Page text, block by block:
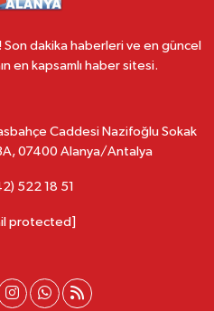
dakika haberleri ve en güncel
en kapsamlı haber sitesi.
Caddesi Nazifoğlu Sokak
07400 Alanya/Antalya
522 18 51
protected]